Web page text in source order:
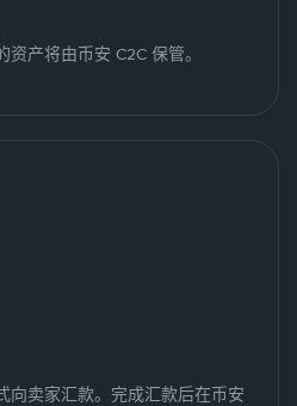
产将由币安 C2C 保管。
向卖家汇款。完成汇款后在币安